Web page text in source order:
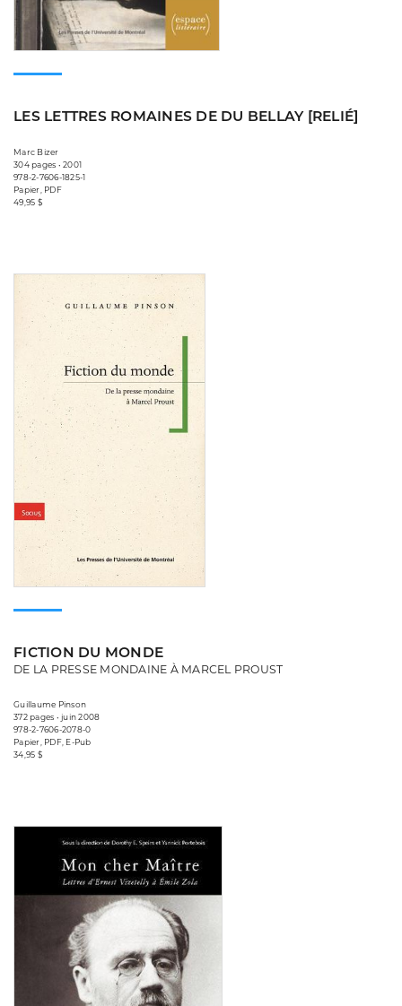
LES LETTRES ROMAINES DE DU BELLAY [RELIÉ]
Marc Bizer
304 pages • 2001
978-2-7606-1825-1
Papier, PDF
49,95 $
FICTION DU MONDE
DE LA PRESSE MONDAINE À MARCEL PROUST
Guillaume Pinson
372 pages • juin 2008
978-2-7606-2078-0
Papier, PDF, E-Pub
34,95 $